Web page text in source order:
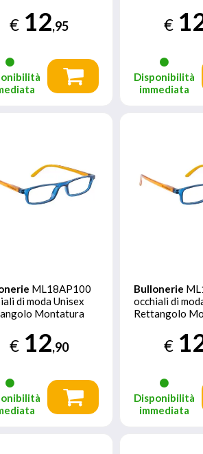
€ 12,95 €
Disponibilità
immediata
ML18AP100
di moda Unisex
Montatura
€ 12,90
Bullonerie
occhiali di
Rettangolo
€
Disponibilità
immediata